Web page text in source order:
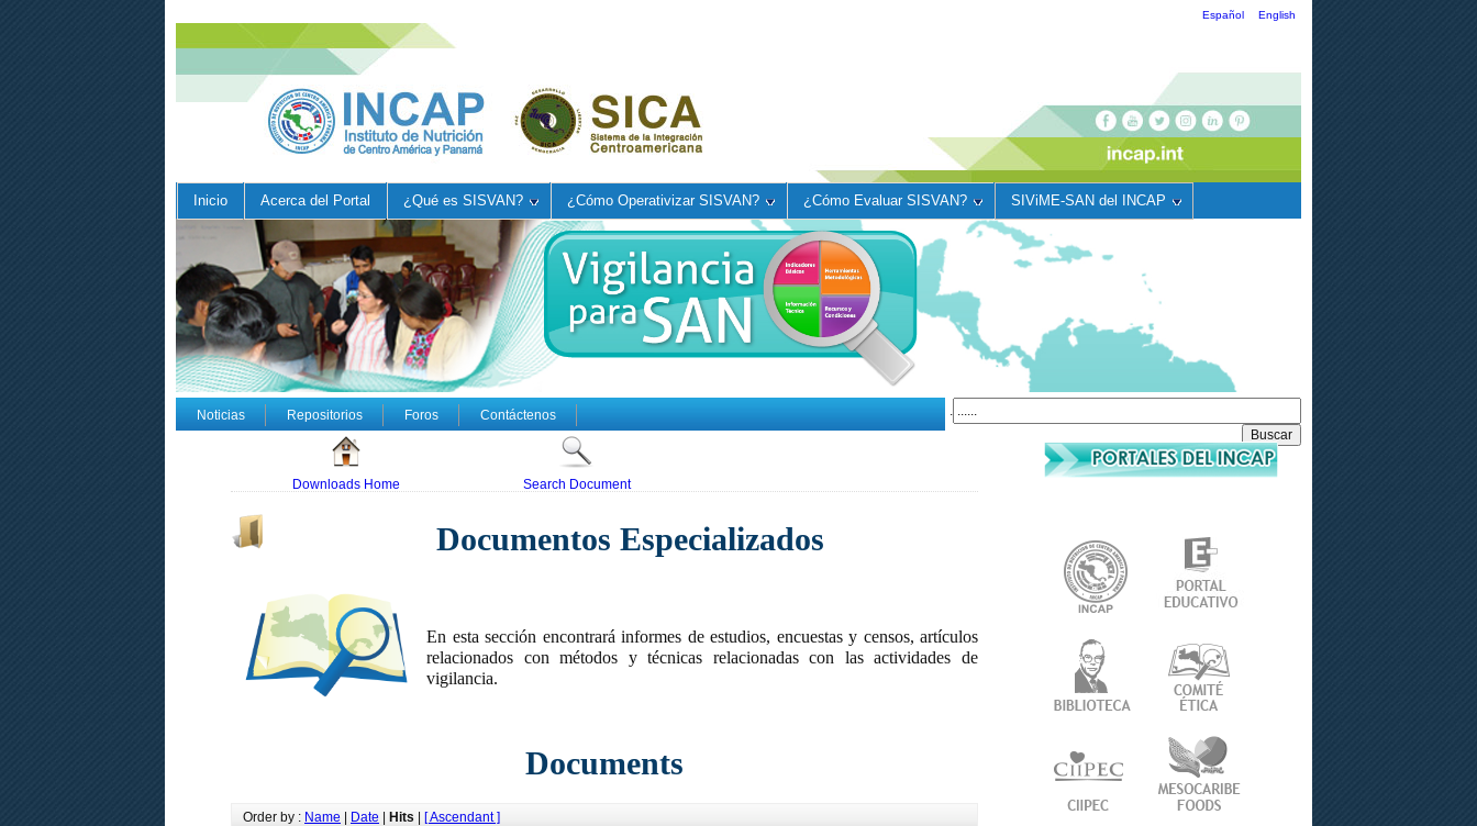
Español English
Inicio Acerca del Portal ¿Qué es SISVAN? ¿Cómo Operativizar SISVAN? ¿Cómo Evaluar SISVAN? SIViME-SAN del INCAP
Noticias Repositorios Foros Contáctenos .
Downloads Home Search Document
Documentos Especializados
En esta sección encontrará informes de estudios, encuestas y censos, artículos
relacionados con métodos y técnicas relacionadas con las actividades de
vigilancia.
Documents
Order by : Name | Date | Hits | [ Ascendant ]